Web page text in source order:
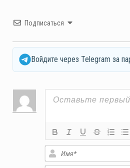
Подписаться
Войдите через Telegram за